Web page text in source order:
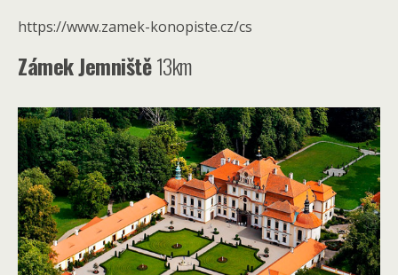
https://www.zamek-konopiste.cz/cs
Zámek Jemniště13km